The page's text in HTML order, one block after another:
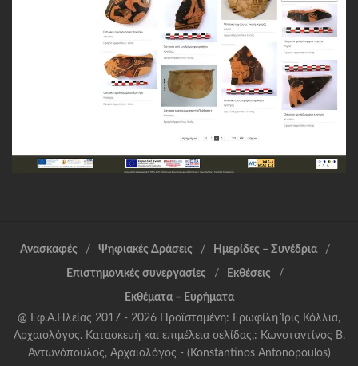
Ανασκαφές Ψηφιακές Δράσεις Ημερίδες – Συνέδρια
Επιστημονικές συνεργασίες Εκθέσεις
Εκθέματα – Ευρήματα
@ Εφ.Α.Ηλείας 2017 - 2026 Προϊσταμένη: Ερωφίλη Ίρις Κόλλια,
Αρχαιολόγος. Κατασκευή και επιμέλεια σελίδας,: Κωνσταντίνος Β.
Αντωνόπουλος, Αρχαιολόγος - (Konstantinos Antonopoulos)